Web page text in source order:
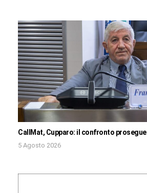
CallMat, Cupparo: il confronto prosegue
5 Agosto 2026